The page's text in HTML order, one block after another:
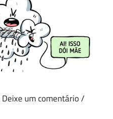
Deixe um comentário/